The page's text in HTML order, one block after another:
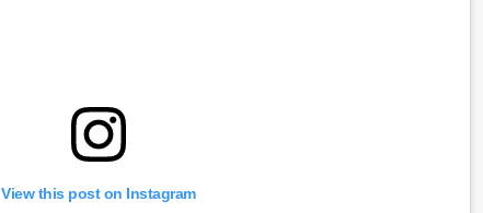
View this post on Instagram